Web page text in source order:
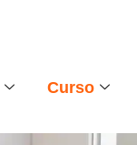
Curso